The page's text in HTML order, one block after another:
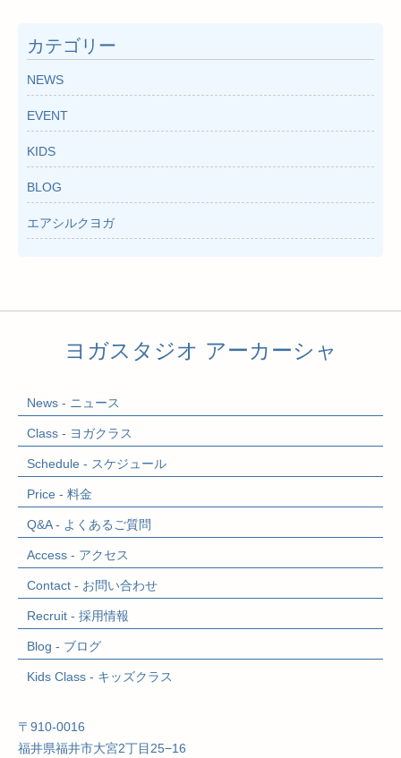
ブ
カテゴリー
NEWS
EVENT
KIDS
BLOG
エアシルクヨガ
ヨガスタジオ アーカーシャ
News - ニュース
Class - ヨガクラス
Schedule - スケジュール
Price - 料金
Q&A - よくあるご質問
Access - アクセス
Contact - お問い合わせ
Recruit - 採用情報
Blog - ブログ
Kids Class - キッズクラス
〒910-0016
福井県福井市大宮2丁目25−16